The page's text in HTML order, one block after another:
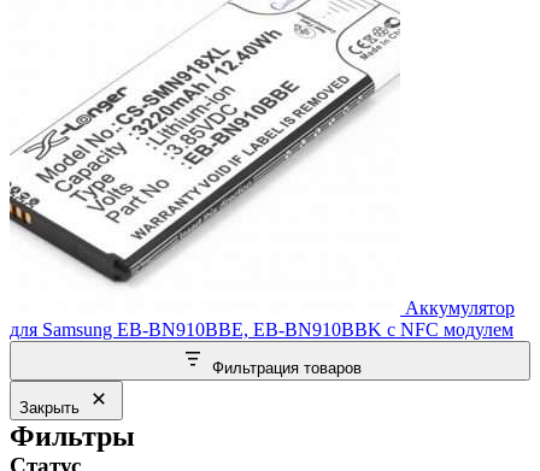
Аккумулятор
для Samsung EB-BN910BBE, EB-BN910BBK с NFC модулем
Фильтрация товаров
Закрыть
Фильтры
Статус